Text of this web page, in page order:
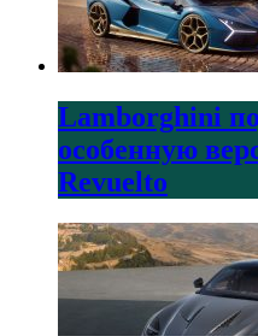
Lamborghini
особенную
Revuelto